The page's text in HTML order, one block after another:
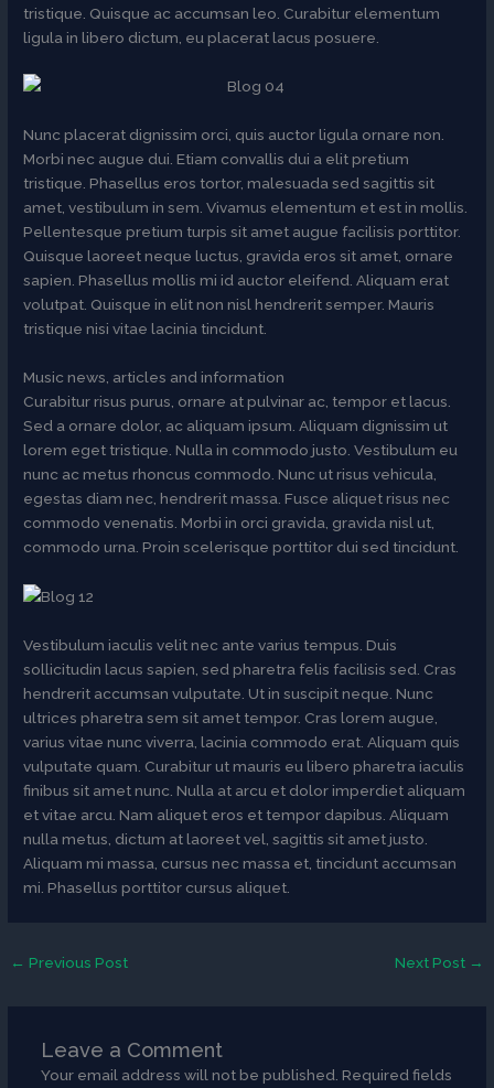
tristique. Quisque ac accumsan leo. Curabitur elementum
ligula in libero dictum, eu placerat lacus posuere.
Nunc placerat dignissim orci, quis auctor ligula ornare non.
Morbi nec augue dui. Etiam convallis dui a elit pretium
tristique. Phasellus eros tortor, malesuada sed sagittis sit
amet, vestibulum in sem. Vivamus elementum et est in mollis.
Pellentesque pretium turpis sit amet augue facilisis porttitor.
Quisque laoreet neque luctus, gravida eros sit amet, ornare
sapien. Phasellus mollis mi id auctor eleifend. Aliquam erat
volutpat. Quisque in elit non nisl hendrerit semper. Mauris
tristique nisi vitae lacinia tincidunt.
Music news, articles and information
Curabitur risus purus, ornare at pulvinar ac, tempor et lacus.
Sed a ornare dolor, ac aliquam ipsum. Aliquam dignissim ut
lorem eget tristique. Nulla in commodo justo. Vestibulum eu
nunc ac metus rhoncus commodo. Nunc ut risus vehicula,
egestas diam nec, hendrerit massa. Fusce aliquet risus nec
commodo venenatis. Morbi in orci gravida, gravida nisl ut,
commodo urna. Proin scelerisque porttitor dui sed tincidunt.
Vestibulum iaculis velit nec ante varius tempus. Duis
sollicitudin lacus sapien, sed pharetra felis facilisis sed. Cras
hendrerit accumsan vulputate. Ut in suscipit neque. Nunc
ultrices pharetra sem sit amet tempor. Cras lorem augue,
varius vitae nunc viverra, lacinia commodo erat. Aliquam quis
vulputate quam. Curabitur ut mauris eu libero pharetra iaculis
finibus sit amet nunc. Nulla at arcu et dolor imperdiet aliquam
et vitae arcu. Nam aliquet eros et tempor dapibus. Aliquam
nulla metus, dictum at laoreet vel, sagittis sit amet justo.
Aliquam mi massa, cursus nec massa et, tincidunt accumsan
mi. Phasellus porttitor cursus aliquet.
← Previous Post Next Post →
Leave a Comment
Your email address will not be published. Required fields